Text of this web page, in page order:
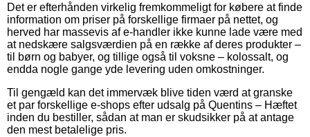
Det er efterhånden virkelig fremkommeligt for købere at finde
information om priser på forskellige firmaer på nettet, og
herved har massevis af e-handler ikke kunne lade være med
at nedskære salgsværdien på en række af deres produkter –
til børn og babyer, og tillige også til voksne – kolossalt, og
endda nogle gange yde levering uden omkostninger.
Til gengæld kan det immervæk blive tiden værd at granske
et par forskellige e-shops efter udsalg på Quentins – Hæftet
inden du bestiller, sådan at man er skudsikker på at antage
den mest betalelige pris.